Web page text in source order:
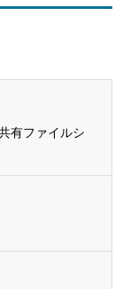
有ファイルシ